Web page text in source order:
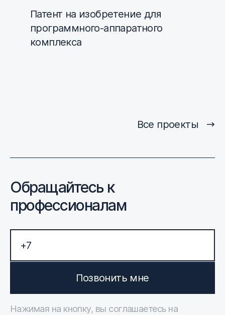
Патент на изобретение для
программного-аппаратного
комплекса
Все проекты
Обращайтесь к
профессионалам
Позвонить мне
Нажимая на кнопку, вы соглашаетесь на